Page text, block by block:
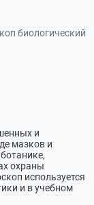
биологический
и
мазков и
охраны
используется
и в учебном